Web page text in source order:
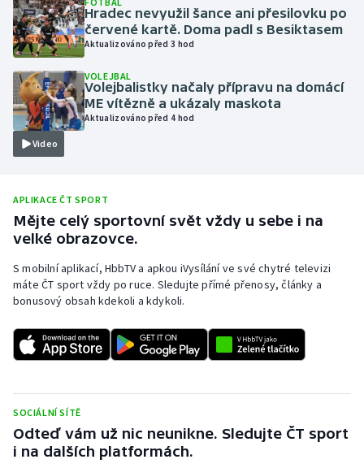
Moderní pětiboj
Motorsport
Olympijské hry
Parasport
Plážový volejbal
Ragby
Rychlobruslení
Short track
Sportovní střelba
Stolní tenis
Hradec nevyužil šance ani přesilovku po
červené kartě. Doma padl s Besiktasem
Aktualizováno před 3 hod
Video
VOLEJBAL
Volejbalistky načaly přípravu na domácí
ME vítězně a ukázaly maskota
Aktualizováno před 4 hod
APLIKACE ČT SPORT
Mějte celý sportovní svět vždy u sebe i na
velké obrazovce.
S mobilní aplikací, HbbTV a apkou iVysílání ve své chytré televizi
máte ČT sport vždy po ruce. Sledujte přímé přenosy, články a
bonusový obsah kdekoli a kdykoli.
SOCIÁLNÍ SÍTĚ
Odteď vám už nic neunikne. Sledujte ČT sport
i na dalších platformách.